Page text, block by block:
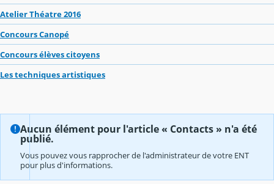
Atelier Théatre 2016
Concours Canopé
Concours élèves citoyens
Les techniques artistiques
Aucun élément pour l'article « Contacts » n'a été
publié.
Vous pouvez vous rapprocher de l'administrateur de votre ENT
pour plus d'informations.